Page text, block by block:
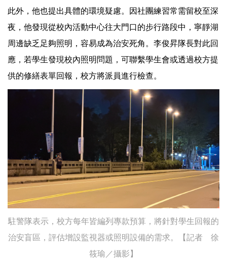
此外，他也提出具體的環境疑慮。因社團練習常需留校至深
夜，他發現從校內活動中心往大門口的步行路段中，寧靜湖
周邊缺乏足夠照明，容易成為治安死角。李俊昇隊長對此回
應，若學生發現校內照明問題，可聯繫學生會或透過校方提
供的修繕表單回報，校方將派員進行檢查。
駐警隊表示，校方每年皆編列專款預算，將針對學生回報的
治安盲區，評估增設監視器或照明設備的需求。【記者 徐
筱瑜／攝影】